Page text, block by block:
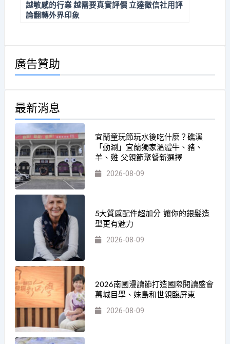
越敏感的行業 越需要真實評價 立達徵信社用評
論翻轉外界印象
廣告贊助
最新消息
宜蘭童玩節玩水後吃什麼？礁溪
「動涮」宜蘭獨家溫體牛、豬、
羊、雞 父親節聚餐新選擇
2026-08-09
5大質感配件超加分 讓你的銀髮造
型更有魅力
2026-08-09
2026南國漫讀節打造國際閱讀盛會
萬城目學、妹島和世親臨屏東
2026-08-09